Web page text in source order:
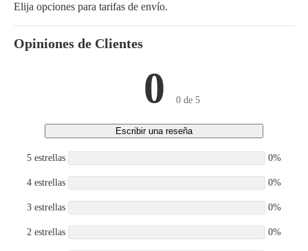
Elija opciones para tarifas de envío.
Opiniones de Clientes
0 0 de 5
Escribir una reseña
5 estrellas 0%
4 estrellas 0%
3 estrellas 0%
2 estrellas 0%